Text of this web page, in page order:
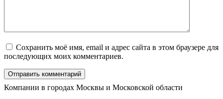
Сохранить моё имя, email и адрес сайта в этом браузере для
последующих моих комментариев.
Компании в городах Москвы и Московской области